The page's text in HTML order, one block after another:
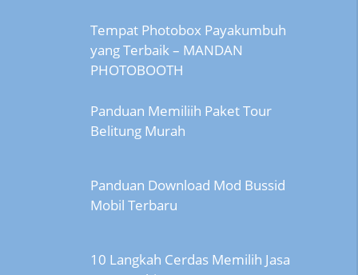
Tempat Photobox Payakumbuh
yang Terbaik – MANDAN
PHOTOBOOTH
Panduan Memiliih Paket Tour
Belitung Murah
Panduan Download Mod Bussid
Mobil Terbaru
10 Langkah Cerdas Memilih Jasa